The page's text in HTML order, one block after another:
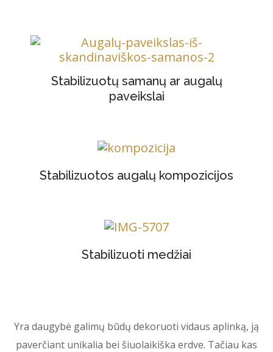
Stabilizuotų samanų ar augalų
paveikslai
Stabilizuotos augalų kompozicijos
Stabilizuoti medžiai
Yra daugybė galimų būdų dekoruoti vidaus aplinką, ją
paverčiant unikalia bei šiuolaikiška erdve. Tačiau kas